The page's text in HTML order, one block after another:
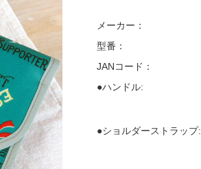
メーカー：
型番：
JANコード：
●ハンドル:
●ショルダーストラップ: